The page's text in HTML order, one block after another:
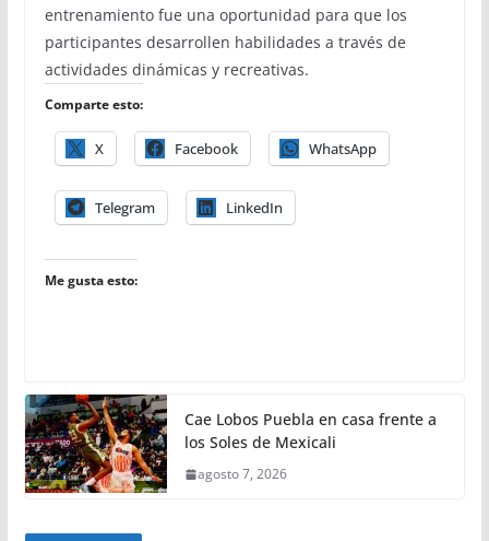
entrenamiento fue una oportunidad para que los
participantes desarrollen habilidades a través de
actividades dinámicas y recreativas.
Comparte esto:
X Facebook WhatsApp
Telegram LinkedIn
Me gusta esto:
Cae Lobos Puebla en casa frente a
los Soles de Mexicali
agosto 7, 2026